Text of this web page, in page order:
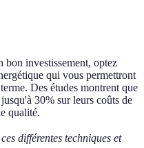
bon investissement, optez
qui vous permettront
Des études montrent que
30% sur leurs coûts de
qualité.
différentes techniques et